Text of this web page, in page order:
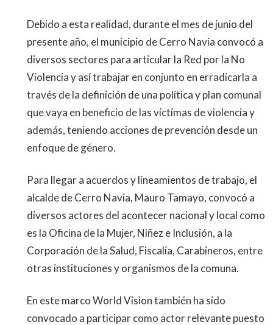
Debido a esta realidad, durante el mes de junio del
presente año, el municipio de Cerro Navia convocó a
diversos sectores para articular la Red por la No
Violencia y así trabajar en conjunto en erradicarla a
través de la definición de una política y plan comunal
que vaya en beneficio de las víctimas de violencia y
además, teniendo acciones de prevención desde un
enfoque de género.
Para llegar a acuerdos y lineamientos de trabajo, el
alcalde de Cerro Navia, Mauro Tamayo, convocó a
diversos actores del acontecer nacional y local como
es la Oficina de la Mujer, Niñez e Inclusión, a la
Corporación de la Salud, Fiscalía, Carabineros, entre
otras instituciones y organismos de la comuna.
En este marco World Vision también ha sido
convocado a participar como actor relevante puesto